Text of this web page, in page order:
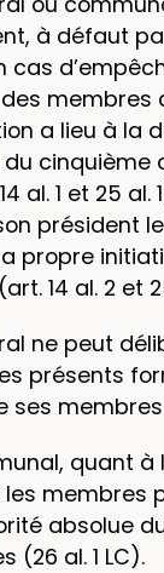
à défaut
cas
membres
a lieu à la
cinquième
al. 1 et 25 al.
président
propre
14 al. 2 et
ne peut
présents
membres
quant à
membres
absolue
(26 al. 1 LC).